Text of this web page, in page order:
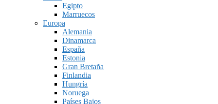
Egipto
Marruecos
Europa
Alemania
Dinamarca
España
Estonia
Gran Bretaña
Finlandia
Hungría
Noruega
Países Bajos